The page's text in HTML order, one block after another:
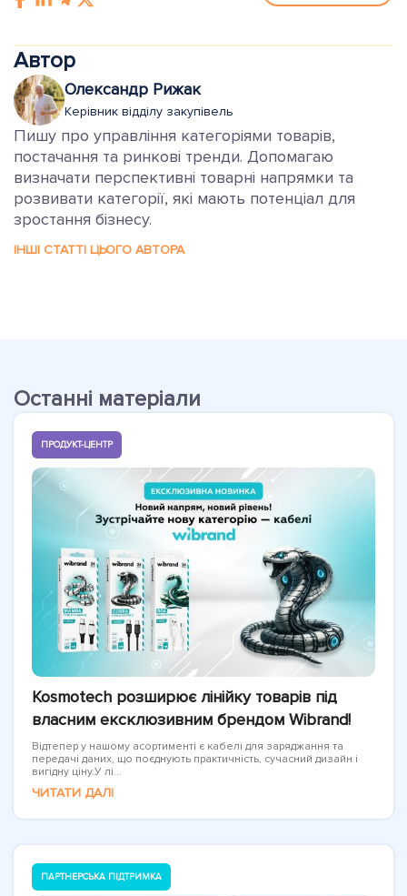
Автор
Олександр Рижак
Керівник відділу закупівель
Пишу про управління категоріями товарів,
постачання та ринкові тренди. Допомагаю
визначати перспективні товарні напрямки та
розвивати категорії, які мають потенціал для
зростання бізнесу.
ІНШІ СТАТТІ ЦЬОГО АВТОРА
Останні матеріали
ПРОДУКТ-ЦЕНТР
Kosmotech розширює лінійку товарів під
власним ексклюзивним брендом Wibrand!
Відтепер у нашому асортименті є кабелі для заряджання та
передачі даних, що поєднують практичність, сучасний дизайн і
вигідну ціну.У лі...
ЧИТАТИ ДАЛІ
ПАРТНЕРСЬКА ПІДТРИМКА